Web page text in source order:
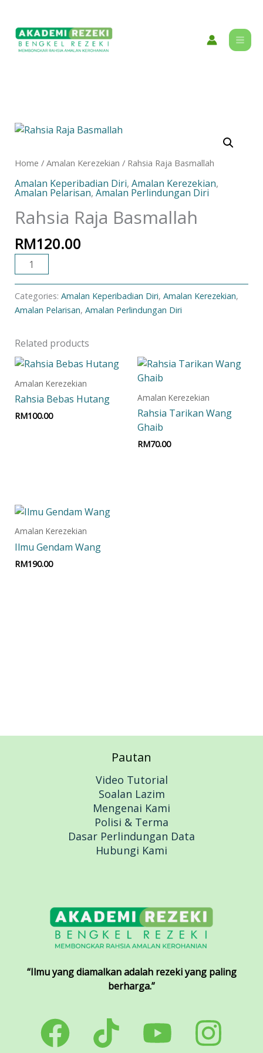
content
Home / Amalan Kerezekian / Rahsia Raja Basmallah
Amalan Keperibadian Diri, Amalan Kerezekian,
Amalan Pelarisan, Amalan Perlindungan Diri
Rahsia Raja Basmallah
RM120.00
Rahsia
Basmallah
Categories: Amalan Keperibadian Diri, Amalan Kerezekian,
Amalan Pelarisan, Amalan Perlindungan Diri
Related products
Amalan Kerezekian
Rahsia Bebas Hutang
RM100.00
Amalan Kerezekian
Rahsia Tarikan Wang
Ghaib
RM70.00
Amalan Kerezekian
Ilmu Gendam Wang
RM190.00
Pautan
Video Tutorial
Soalan Lazim
Mengenai Kami
Polisi & Terma
Dasar Perlindungan Data
Hubungi Kami
“Ilmu yang diamalkan adalah rezeki yang paling
berharga.”